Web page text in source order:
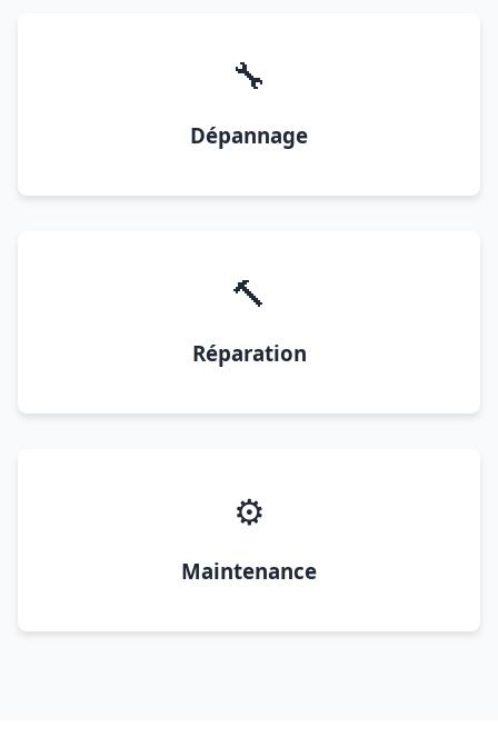
🔧
Dépannage
🔨
Réparation
⚙️
Maintenance